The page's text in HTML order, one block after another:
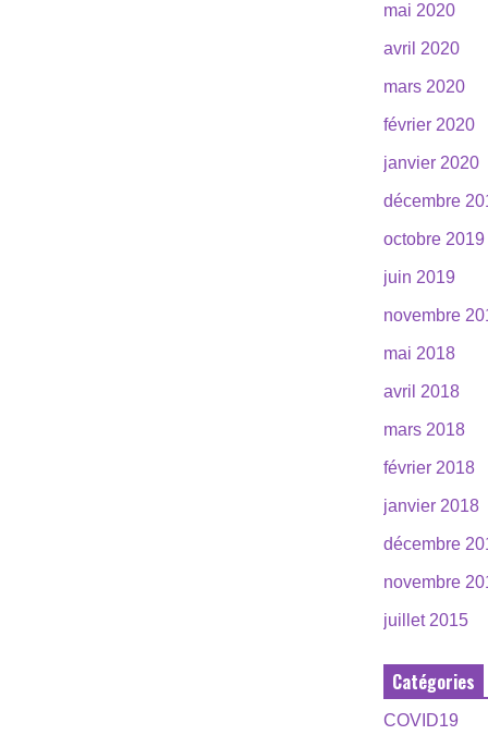
mai 2020
avril 2020
mars 2020
février 2020
janvier 2020
décembre
octobre 2019
juin 2019
novembre
mai 2018
avril 2018
mars 2018
février 2018
janvier 2018
décembre
novembre
juillet 2015
Catégories
COVID19